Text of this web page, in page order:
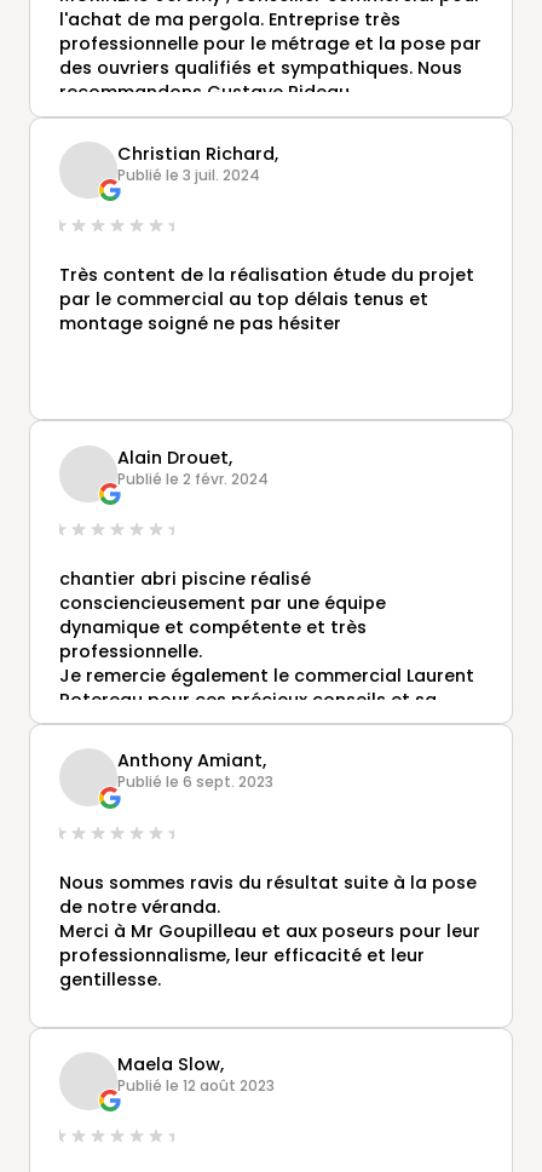
l'achat de ma pergola. Entreprise très
professionnelle pour le métrage et la pose par
des ouvriers qualifiés et sympathiques. Nous
recommandons Gustave Rideau.
JPH
Christian Richard,
Publié le 3 juil. 2024
Très content de la réalisation étude du projet
par le commercial au top délais tenus et
montage soigné ne pas hésiter
Alain Drouet,
Publié le 2 févr. 2024
chantier abri piscine réalisé
consciencieusement par une équipe
dynamique et compétente et très
professionnelle.
Je remercie également le commercial Laurent
Potereau pour ces précieux conseils et sa
réactivité
Anthony Amiant,
Publié le 6 sept. 2023
Nous sommes ravis du résultat suite à la pose
de notre véranda.
Merci à Mr Goupilleau et aux poseurs pour leur
professionnalisme, leur efficacité et leur
gentillesse.
Maela Slow,
Publié le 12 août 2023